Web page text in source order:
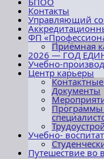
Контакты
Управляющий
ФП
Приёмная
2026 — ГОД
Учебно-
Центр карьеры
Документы
Учебно-
Путешествие во